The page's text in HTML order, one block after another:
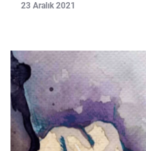
23 Aralık 2021